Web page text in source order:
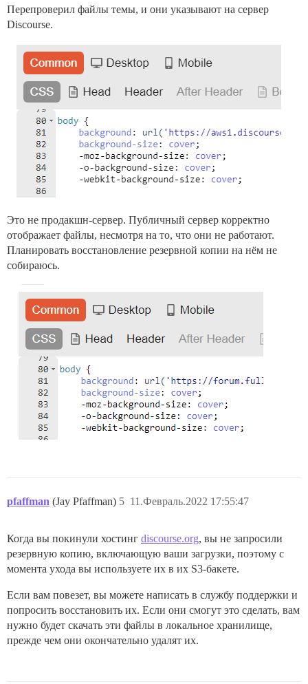
Перепроверил файлы темы, и они указывают на сервер
Discourse.
Это не продакшн-сервер. Публичный сервер корректно
отображает файлы, несмотря на то, что они не работают.
Планировать восстановление резервной копии на нём не
собираюсь.
pfaffman (Jay Pfaffman) 11.Февраль.2022 17:55:47
5
Когда вы покинули хостинг discourse.org, вы не запросили
резервную копию, включающую ваши загрузки, поэтому с
момента ухода вы используете их в их S3-бакете.
Если вам повезет, вы можете написать в службу поддержки и
попросить восстановить их. Если они смогут это сделать, вам
нужно будет скачать эти файлы в локальное хранилище,
прежде чем они окончательно удалят их.